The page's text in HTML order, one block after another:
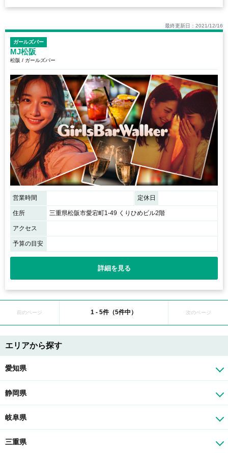
最終更新日：2021/12/16
ガールズバー
MJ松阪
松阪 / ガールズバー
営業時間 定休日
住所 三重県松阪市愛宕町1-49 くりひめビル2階
アクセス
予算の目安
詳細を見る
前のページ 1 - 5件（5件中） 次のページ
エリアから探す
愛知県
静岡県
岐阜県
三重県